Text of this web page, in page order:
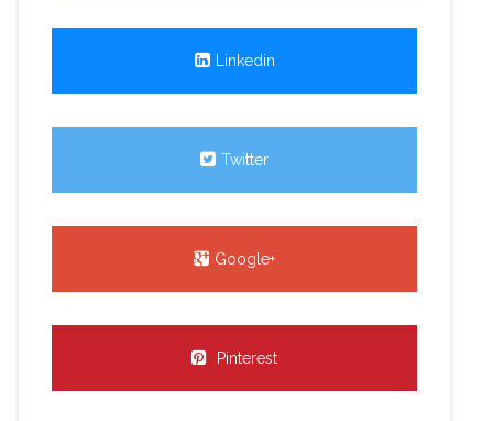
Linkedin
Twitter
Google+
Pinterest